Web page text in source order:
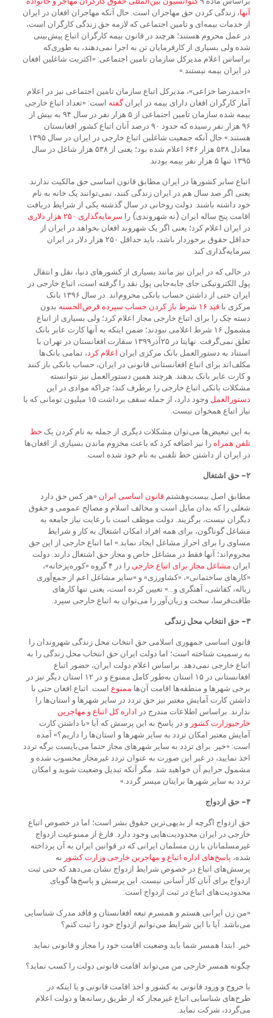
آنها، زندگی کردن حق مهاجران است. حال آنکه مهاجران افغان در ایران
از خدمات بیمه‌ای و تامین اجتماعی که لازمه حق زندگی کارگران است،
در عمل محروم هستند؛ هرچند در قانون بیمه کارگران اتباع پیش‌بینی
شده ولی بسیاری از کارفرمایان تن به اجرا نمی‌دهند، به طوری‌که
براساس اعلام مدیرکل سازمان تامین اجتماعی: «اکثریت شاغلین افغان
در ایران بیمه نیستند.»
«احمدرضا خزاعی»، مدیرکل اتباع سازمان تامین اجتماعی نیز در اعلام
آمار کارگران افغان دارای بیمه در ایرانگفته است: «تعداد اتباع خارجی
بیمه شده سازمان تامین اجتماعی از ۵ هزار نفر در سال ۹۴ به بیش از
۹۶ هزار نفر رسیده که حدود ۹۰ درصد آنان اتباع کشور افغانستان
هستند.» حال آنکه جمعیت شاغلین اتباع خارجی در ایران در سال ۱۳۹۵
معادل ۵۳۸ هزار ۶۴۶ اعلام شده بود؛ یعنی از ۵۳۸ هزار شاغل در سال
۱۳۹۵ تنها ۵ هزار نفر بیمه بودند.
اتباع سایر کشورها در ایران مطابق قانون اساسی حق مالکیت ندارند.
یعنی اگر صد سال هم در ایران زندگی کنند، نمی‌توانند یک خانه به نام
خود داشته باشند. دولت روحانی در سال گذشته یکی از شرایط دریافت
اقامت پنج ساله ایران (نه شهروندی) را سرمایهگذاری۲۵۰ هزار دلاری
در ایران اعلام کرد؛ یعنی اگر یک شهروند افغان بخواهد در ایران از
حداقل حقوق برخوردار باشد، باید حداقل ۲۵۰ هزار دلار در ایران
سرمایه‌گذاری کند.
در حالی که در ایران نیز مانند بسیاری از کشورهای دنیا، نقل و انتقال
پول الکترونیکی جای جابه‌جایی پول نقد را گرفته است، اتباع خارجی در
ایران حتی از داشتن حساب بانکی محروم‌اند. در سال ۱۳۹۶ بانک
مرکزی با قید۱۶ شرط باز کردن حساب سپرده قرضالحسنه بدون
دسته چک را برای اتباع خارجی مجاز اعلام کرد؛ ولی بسیاری از اتباع
مشمول ۱۶ شرط اعلامی نبودند؛ ضمن اینکه به آنها کارت عابر بانک
تعلق نمی‌گرفت. نهایتا در ۲۵آذر۱۳۹۹ سفارت افغانستان در تهران با
استناد به دستورالعمل بانک مرکزی ایران اعلامکرد، تمامی بانک‌ها
مکلف‌اند برای اتباع افغانستانی قانونی در ایران، حساب بانکی باز کنند
و کارت عابر بانک بدهند. هرچند همین دستورالعمل نیز نتوانسته
مشکلات بانکی اتباع خارجی را برطرف کند؛ چراکه موادی در این
دستورالعمل
وجود دارد، از جمله سقف برداشت ۱۵ میلیون تومانی که با
نیاز اتباع همخوان نیست.
به این تبعیض‌ها می‌توان مشکلات دیگری از جمله به نام کردن یک خط
تلفن همراه را نیز اضافه کرد که باعث محروم ماندن بسیاری از افغان‌ها
در ایران از داشتن خط تلفنی به نام خود شده است.
۲- حق اشتغال
مطابق اصل‏ بیست‌وهشتم قانون اساسی ایران «هر کس‏ حق‏ دارد
شغلی‏ را که‏ بدان‏ مایل‏ است‏ و مخالف‏ اسلام‏ و مصالح‏ عمومی‏ و حقوق‏
دیگران‏ نیست‏، برگزیند. دولت‏ موظف‏ است‏ با رعایت‏ نیاز جامعه‏ به‏
مشاغل‏ گوناگون‏، برای‏ همه‏ افراد امکان‏ اشتغال‏ به‏ کار و شرایط
مساوی‏ را برای‏ احراز مشاغل‏ ایجاد نماید.» اما اتباع خارجی از این حق
محروم‌اند؛ آنها فقط در مشاغل خاص و مجاز حق اشتغال دارند. دولت
ایران مشاغل مجاز برای اتباع خارجی
را در ۴ گروه «کوره‌پزخانه»،
«کارهای ساختمانی»، «کشاورزی» و «سایر مشاغل اعم از جمع‌آوری
زباله، کفاشی، آهنگری و…» تعیین کرده است، یعنی تنها کارهای
طاقت‌فرسا، سخت و زیان‌آور را می‌توان به اتباع خارجی سپرد.
۳- حق انتخاب محل زندگی
قانون اساسی جمهوری اسلامی حق انتخاب محل زندگی شهروندان را
به رسمیت شناخته است؛ اما دولت ایران حق انتخاب محل زندگی را به
اتباع خارجی نمی‌دهد. براساس اعلام دولت ایران، حضور اتباع
افغانستانی در ۱۵ استان به‌طور کامل ممنوع و در ۱۲ استان دیگر نیز در
برخی شهرها و منطقه‌ها اقامت آن‌ها ممنوعاست. اتباع افغان حتی با
داشتن کارت آمایش معتبر نیز حق تردد در سایر شهرها و استان‌ها را
ندارند. براساس اطلاعات مندرج در اداره کل اتباعو مهاجرین
خارجیوزارتکشور و در پاسخ به این پرسش که آیا «با داشتن کارت
آمایش معتبر امکان تردد به سایر شهرها و استان‌ها را داریم؟» آمده
است: «خیر. برای تردد به سایر شهرهای مجاز حتما می‌بایست برگه تردد
اخذ نمایید، در غیر این صورت به عنوان تردد غیرمجاز محسوب شده و
مشمول جرایم آن خواهید شد. مگر آنکه تبدیل وضعیت شوید و امکان
تردد به سایر شهرها برایتان میسر گردد.»
۴- حق ازدواج
حق ازدواج اگرچه از بدیهی‌ترین حقوق بشر است؛ اما در خصوص اتباع
خارجی در ایران محدودیت‌هایی وجود دارد. فارغ از ممنوعیت ازدواج
غیرمسلمانان با زن مسلمان ایرانی که در قوانین ایران به آن پرداخته
شده، پاسخهای اداره اتباعو مهاجرین خارجیوزارتکشور به
پرسش‌های اتباع در خصوص شرایط ازدواج نشان می‌دهد که حتی ثبت
ازدواج برای آنان کار آسانی نیست. این پرسش و پاسخ‌ها گویای
محدودیت‌های اتباع در ثبت ازدواج است:
«من زن ایرانی هستم و همسرم تبعه افغانستان و فاقد مدرک شناسایی
می‌باشد. آیا با این شرایط می‌توانم ازدواج خود را ثبت کنم؟
خیر. ابتدا همسر شما باید وضعیت اقامت خود را مجاز و قانونی نماید.
چگونه همسر خارجی من می‌تواند اقامت قانونی دولت را کسب نماید؟
با خروج و ورود قانونی به کشور و اخذ اقامت قانونی و یا اینکه در
طرح‌های شناسایی اتباع غیرمجاز که از طریق رسانه‌ها و دولت اعلام
می‌گردد، شرکت نماید.